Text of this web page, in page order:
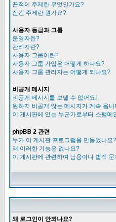
끈적이 주제란 무엇인가요?
잠긴 주제란 뭔가요?
사용자 등급과 그룹
운영자란?
관리자란?
사용자 그룹이란?
사용자 그룹 가입은 어떻게 하나요?
사용자 그룹 관리자는 어떻게 되나요?
비공개 메시지
비공개 메시지를 보낼 수 없어요!
원하지 비공개 않는 메시지가 계속 옵니
이 게시판에 있는 누군가로부터 스팸메
phpBB 2 관련
누가 이 게시판 프로그램을 만들었나요?
왜 이러한 기능은 없나요?
이 게시판에 관련하여 남용이나 법적
왜 로그인이 안되나요?